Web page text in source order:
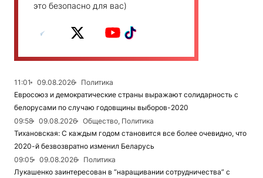
это безопасно для вас)
11:01 09.08.2026
Политика
Евросоюз и демократические страны выражают солидарность с
белорусами по случаю годовщины выборов-2020
09:58
09.08.2026
Общество, Политика
Тихановская: С каждым годом становится все более очевидно, что
2020-й безвозвратно изменил Беларусь
09:05
09.08.2026
Политика
Лукашенко заинтересован в “наращивании сотрудничества” с